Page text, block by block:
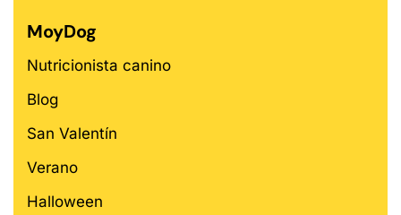
MoyDog
Nutricionista canino
Blog
San Valentín
Verano
Halloween